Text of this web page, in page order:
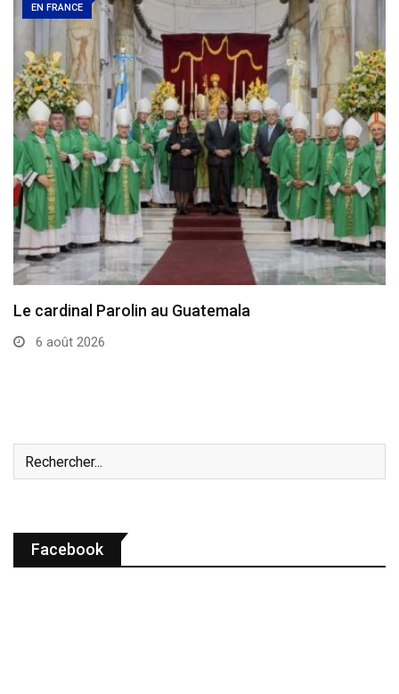
EN FRANCE
Le cardinal Parolin au Guatemala
6 août 2026
Facebook